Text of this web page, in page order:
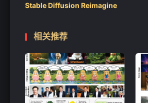
Stable Diffusion Reimagine
相关推荐